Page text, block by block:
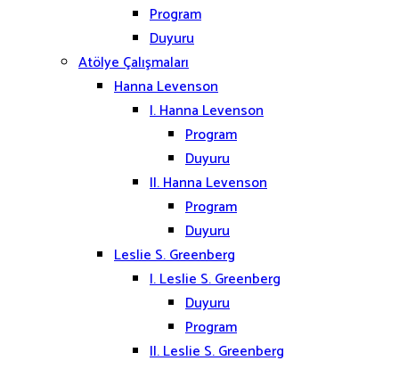
Program
Duyuru
Atölye Çalışmaları
Hanna Levenson
I. Hanna Levenson
Program
Duyuru
II. Hanna Levenson
Program
Duyuru
Leslie S. Greenberg
I. Leslie S. Greenberg
Duyuru
Program
II. Leslie S. Greenberg